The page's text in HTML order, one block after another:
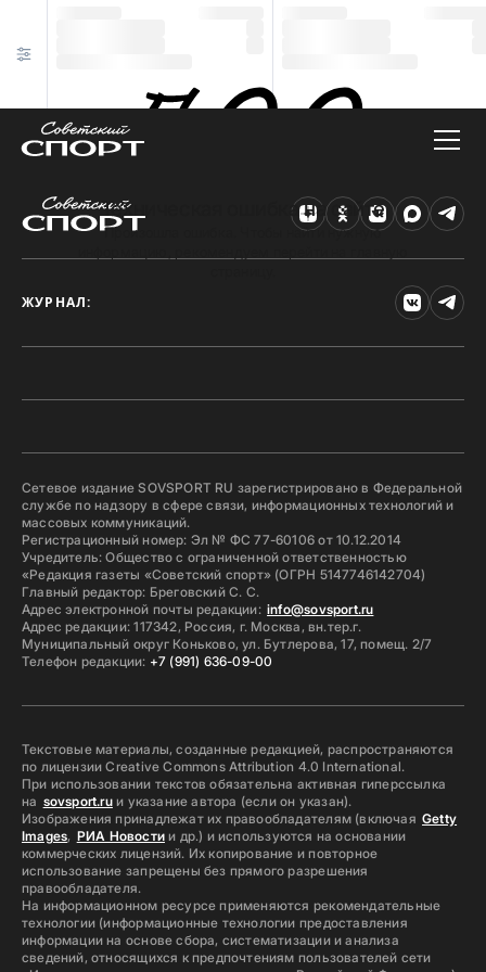
Техническая ошибка на сайте
Произошла ошибка. Чтобы найти нужную
ЖУРНАЛ:
Сетевое издание SOVSPORT RU зарегистрировано в Федеральной
службе по надзору в сфере связи, информационных технологий и
массовых коммуникаций.
Регистрационный номер: Эл № ФС 77-60106 от 10.12.2014
Учредитель: Общество с ограниченной ответственностью
«Редакция газеты «Советский спорт» (ОГРН 5147746142704)
Главный редактор: Бреговский С. С.
Адрес электронной почты редакции: info@sovsport.ru
Адрес редакции: 117342, Россия, г. Москва, вн.тер.г.
Муниципальный округ Коньково, ул. Бутлерова, 17, помещ. 2/7
Телефон редакции: +7 (991) 636-09-00
Текстовые материалы, созданные редакцией, распространяются
по лицензии Creative Commons Attribution 4.0 International.
При использовании текстов обязательна активная гиперссылка
на sovsport.ruи указание автора (если он указан).
Изображения принадлежат их правообладателям (включая Getty
Images, РИА Новостии др.) и используются на основании
коммерческих лицензий. Их копирование и повторное
использование запрещены без прямого разрешения
правообладателя.
На информационном ресурсе применяются рекомендательные
технологии (информационные технологии предоставления
информации на основе сбора, систематизации и анализа
сведений, относящихся к предпочтениям пользователей сети